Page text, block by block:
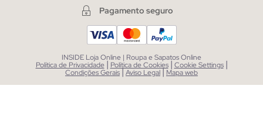
Pagamento seguro
INSIDE Loja Online | Roupa e Sapatos Online
Política de Privacidade | Política de Cookies | Cookie Settings |
Condições Gerais|Aviso Legal| Mapa web